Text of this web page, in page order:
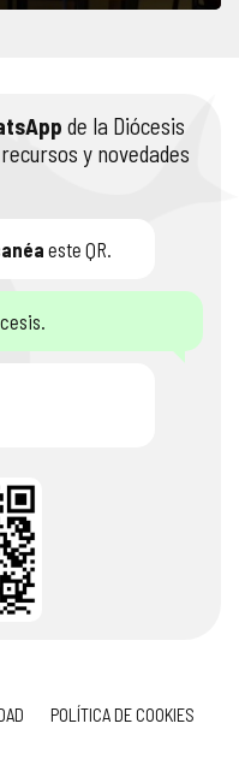
de la Diócesis
y novedades
este QR.
POLÍTICA DE COOKIES